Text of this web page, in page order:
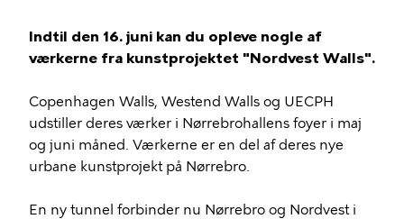
Indtil den 16. juni kan du opleve nogle af
værkerne fra kunstprojektet "Nordvest Walls".
Copenhagen Walls, Westend Walls og UECPH
udstiller deres værker i Nørrebrohallens foyer i maj
og juni måned. Værkerne er en del af deres nye
urbane kunstprojekt på Nørrebro.
En ny tunnel forbinder nu Nørrebro og Nordvest i